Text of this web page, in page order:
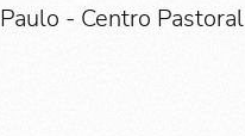
- Centro Pastoral